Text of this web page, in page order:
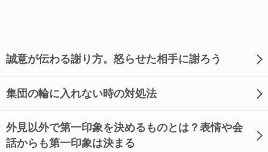
誠意が伝わる謝り方。怒らせた相手に謝ろう
集団の輪に入れない時の対処法
外見以外で第一印象を決めるものとは？表情や会
話からも第一印象は決まる